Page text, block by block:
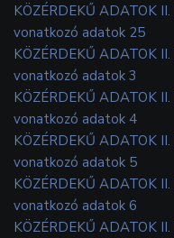
KÖZÉRDEKŰ ADATOK
vonatkozó adatok 25
KÖZÉRDEKŰ ADATOK
vonatkozó adatok 3
KÖZÉRDEKŰ ADATOK
vonatkozó adatok 4
KÖZÉRDEKŰ ADATOK
vonatkozó adatok 5
KÖZÉRDEKŰ ADATOK
vonatkozó adatok 6
KÖZÉRDEKŰ ADATOK